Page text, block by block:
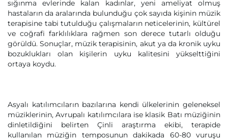
sığınma evlerinde kalan kadınlar, yeni ameliyat olmuş
hastaların da aralarında bulunduğu çok sayıda kişinin müzik
terapisine tabi tutulduğu çalışmaların neticelerinin, kültürel
ve coğrafi farklılıklara rağmen son derece tutarlı olduğu
görüldü. Sonuçlar, müzik terapisinin, akut ya da kronik uyku
bozuklukları olan kişilerin uyku kalitesini yükselttiğini
ortaya koydu.
Asyalı katılımcıların bazılarına kendi ülkelerinin geleneksel
müziklerinin, Avrupalı katılımcılara ise klasik Batı müziğinin
dinletildiğini belirten Çinli araştırma ekibi, terapide
kullanılan müziğin temposunun dakikada 60-80 vuruşu